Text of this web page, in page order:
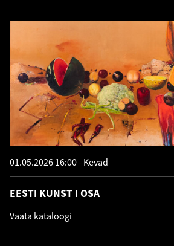
EESTI KUNST I OSA
01.05.2026 16:00 Kevad
Vaata kataloogi